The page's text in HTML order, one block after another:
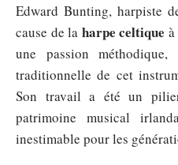
Edward Bunting, harpiste
cause de la harpe celtique
une passion
traditionnelle de cet
Son travail a été un
patrimoine musical
inestimable pour les